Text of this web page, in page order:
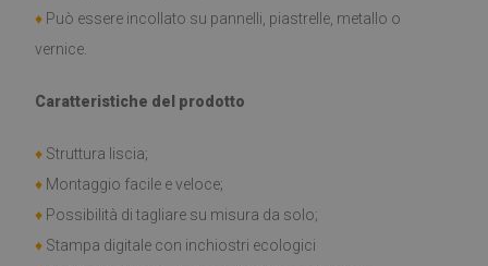
♦ Può essere incollato su pannelli, piastrelle, metallo o
vernice.
Caratteristiche del prodotto
♦ Struttura liscia;
♦ Montaggio facile e veloce;
♦ Possibilità di tagliare su misura da solo;
♦ Stampa digitale con inchiostri ecologici